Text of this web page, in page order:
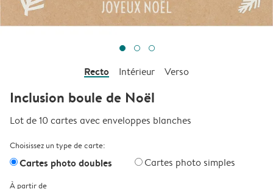
Recto Intérieur Verso
Inclusion boule de Noël
Lot de 10 cartes avec enveloppes blanches
Choisissez un type de carte:
Cartes photo doubles Cartes photo simples
À partir de